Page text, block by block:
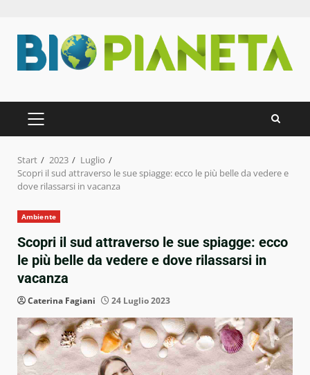
Inhalt
springen
PRIMÄRES
MENÜ
Start 2023
Luglio
Scopri il sud attraverso le sue spiagge: ecco le più belle da vedere e
dove rilassarsi in vacanza
Ambiente
Scopri il sud attraverso le sue spiagge: ecco
le più belle da vedere e dove rilassarsi in
vacanza
Caterina Fagiani 24 Luglio 2023